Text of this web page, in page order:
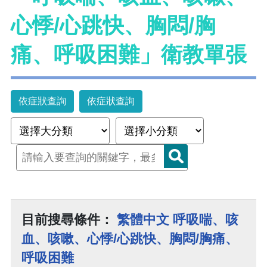
心悸/心跳快、胸悶/胸
痛、呼吸困難」衛教單張
依症狀查詢 依症狀查詢
目前搜尋條件： 繁體中文 呼吸喘、咳
血、咳嗽、心悸/心跳快、胸悶/胸痛、
呼吸困難